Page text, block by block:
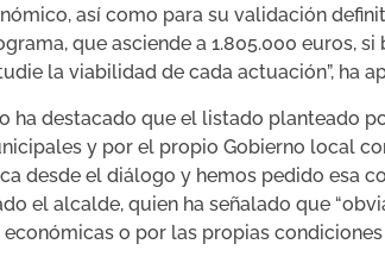
así como para su validación
que asciende a 1.805.000 euros,
la viabilidad de cada actuación”, ha
ha destacado que el listado planteado
y por el propio Gobierno local
desde el diálogo y hemos pedido esa
el alcalde, quien ha señalado que
o por las propias condiciones